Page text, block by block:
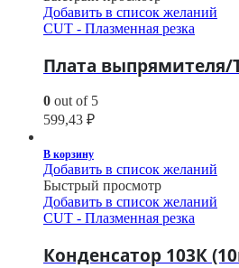
Добавить в список желаний
CUT - Плазменная резка
Плата выпрямителя/
0 out of 5
599,43 ₽
В корзину
Добавить в список желаний
Быстрый просмотр
Добавить в список желаний
CUT - Плазменная резка
Конденсатор 103К